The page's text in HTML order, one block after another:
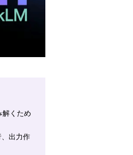
くため
出力作